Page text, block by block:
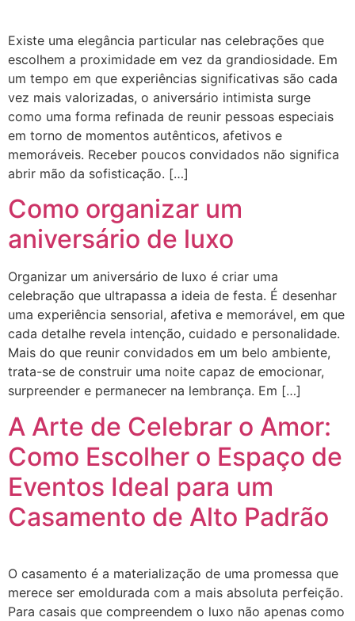
Existe uma elegância particular nas celebrações que
escolhem a proximidade em vez da grandiosidade. Em
um tempo em que experiências significativas são cada
vez mais valorizadas, o aniversário intimista surge
como uma forma refinada de reunir pessoas especiais
em torno de momentos autênticos, afetivos e
memoráveis. Receber poucos convidados não significa
abrir mão da sofisticação. […]
Como organizar um
aniversário de luxo
Organizar um aniversário de luxo é criar uma
celebração que ultrapassa a ideia de festa. É desenhar
uma experiência sensorial, afetiva e memorável, em que
cada detalhe revela intenção, cuidado e personalidade.
Mais do que reunir convidados em um belo ambiente,
trata-se de construir uma noite capaz de emocionar,
surpreender e permanecer na lembrança. Em […]
A Arte de Celebrar o Amor:
Como Escolher o Espaço de
Eventos Ideal para um
Casamento de Alto Padrão
O casamento é a materialização de uma promessa que
merece ser emoldurada com a mais absoluta perfeição.
Para casais que compreendem o luxo não apenas como